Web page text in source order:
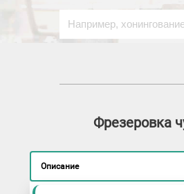
Фрезеровка
Описание